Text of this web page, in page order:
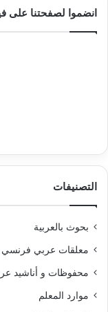
انضموا لصفحتنا على
التصنيفات
بحوث بالعربية
معلقات عربي فرنسي
محفوظات و أناشيد
موارد المعلم